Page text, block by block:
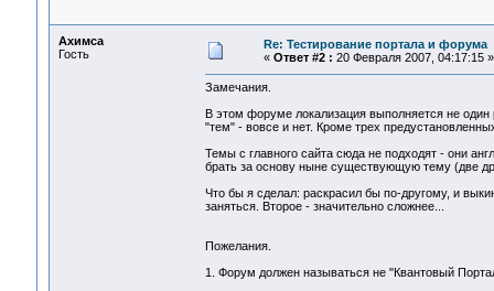
Ахимса
Гость
Re: Тестирование портала и форума
« Ответ #2 : 20 Февраля 2007, 04:17:15 »
Замечания.
В этом форуме локализация выполняется не
"тем" - вовсе и нет. Кроме трех
Темы с главного сайта сюда не подходят - они
брать за основу ныне существующую тему (две
Что бы я сделал: раскрасил бы по-другому, и
заняться. Второе - значительно сложнее...
Пожелания.
1. Форум должен называться не "Квантовый